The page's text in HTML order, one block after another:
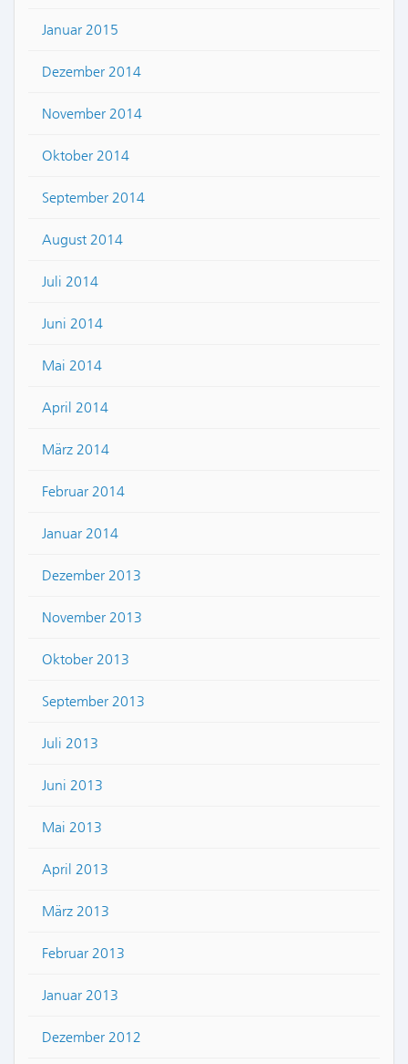
Januar 2015
Dezember 2014
November 2014
Oktober 2014
September 2014
August 2014
Juli 2014
Juni 2014
Mai 2014
April 2014
März 2014
Februar 2014
Januar 2014
Dezember 2013
November 2013
Oktober 2013
September 2013
Juli 2013
Juni 2013
Mai 2013
April 2013
März 2013
Februar 2013
Januar 2013
Dezember 2012